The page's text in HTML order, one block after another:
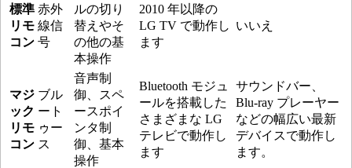
標準
リモ
コン
赤外
線信
号
ルの切り
替えやそ
の他の基
本操作
2010 年以降の
LG TV で動作し
ます
いいえ
マジ
ック
リモ
コン
ブル
ート
ゥー
ス
音声制
御、スペ
ースポイ
ンタ制
御、基本
操作
Bluetooth モジュ
ールを搭載した
さまざまな LG
テレビで動作し
ます
サウンドバー、
Blu-ray プレーヤー
などの幅広い最新
デバイスで動作し
ます。